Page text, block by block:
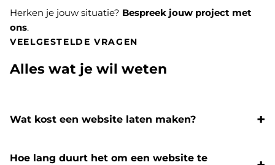
Herken je jouw situatie? Bespreek jouw project met
ons.
VEELGESTELDE VRAGEN
Alles wat je wil weten
Wat kost een website laten maken?
Hoe lang duurt het om een website te